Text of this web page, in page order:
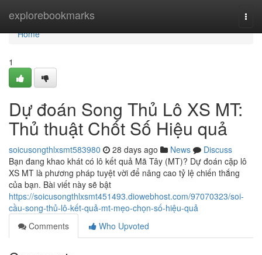
explorebookmarks
Home
Home
1
Dự đoán Song Thủ Lô XS MT:
Thủ thuật Chốt Số Hiệu quả
soicusongthlxsmt583980 28 days ago News
Discuss
Bạn đang khao khát có lô kết quả Mã Tây (MT)? Dự đoán cặp lô
XS MT là phương pháp tuyệt vời để nâng cao tỷ lệ chiến thắng
của bạn. Bài viết này sẽ bật
https://soicusongthlxsmt451493.diowebhost.com/97070323/soi-
cầu-song-thủ-lô-kết-quả-mt-mẹo-chọn-số-hiệu-quả
Comments
Who Upvoted